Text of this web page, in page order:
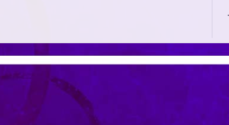
シイのエムディ化